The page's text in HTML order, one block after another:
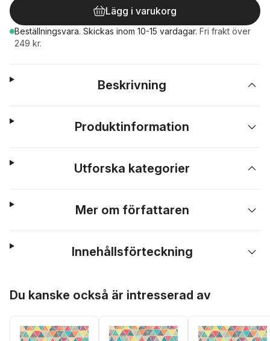
Lägg i varukorg
Beställningsvara. Skickas inom 10-15 vardagar. Fri frakt över
249 kr.
Beskrivning
Produktinformation
Utforska kategorier
Mer om författaren
Innehållsförteckning
Du kanske också är intresserad av